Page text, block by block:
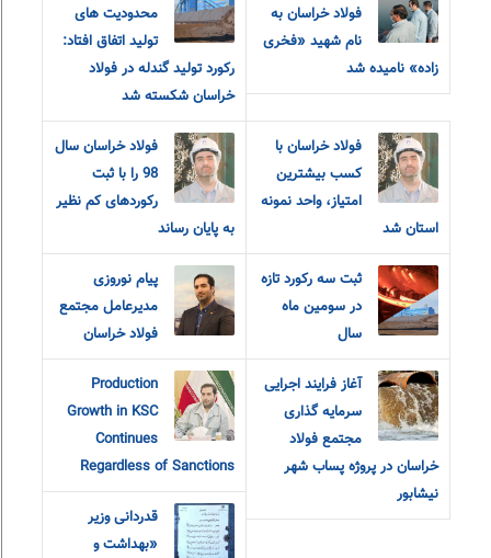
فولاد خراسان به
نام شهید «فخری
زاده» نامیده شد
محدودیت های
تولید اتفاق افتاد:
رکورد تولید گندله در فولاد
خراسان شکسته شد
فولاد خراسان با
کسب بیشترین
امتیاز، واحد نمونه
استان شد
فولاد خراسان سال
98 را با ثبت
رکوردهای کم نظیر
به پایان رساند
ثبت سه رکورد تازه
در سومین ماه
سال
پیام نوروزی
مدیرعامل مجتمع
فولاد خراسان
آغاز فرایند اجرایی
سرمایه گذاری
مجتمع فولاد
خراسان در پروژه پساب شهر
نیشابور
Production
Growth in KSC
Continues
Regardless of Sanctions
قدردانی وزیر
«بهداشت و